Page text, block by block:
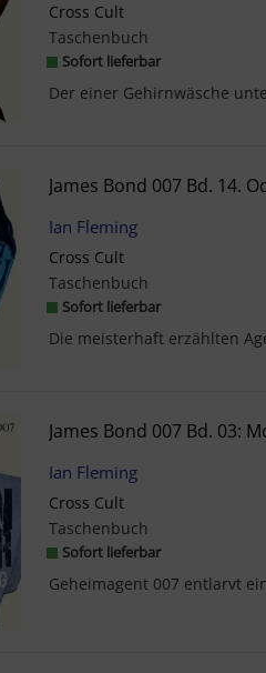
Cross Cult
Taschenbuch
Sofort lieferbar
James Bond 007 Bd. 14.
Ian Fleming
Cross Cult
Taschenbuch
Sofort lieferbar
James Bond 007 Bd. 03:
Ian Fleming
Cross Cult
Taschenbuch
Sofort lieferbar